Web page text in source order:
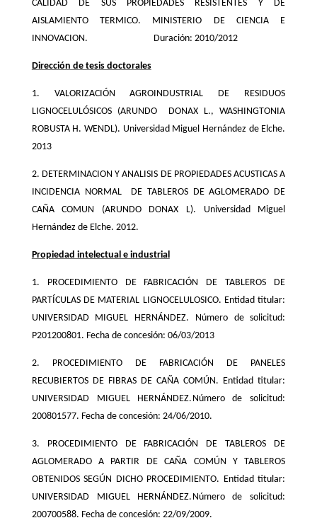
CALIDAD DE SUS PROPIEDADES RESISTENTES Y DE
AISLAMIENTO TERMICO. MINISTERIO DE CIENCIA E
INNOVACION. Duración: 2010/2012
Dirección de tesis doctorales
1. VALORIZACIÓN AGROINDUSTRIAL DE RESIDUOS
LIGNOCELULÓSICOS (ARUNDO DONAX L., WASHINGTONIA
ROBUSTA H. WENDL). Universidad Miguel Hernández de Elche.
2013
2. DETERMINACION Y ANALISIS DE PROPIEDADES ACUSTICAS A
INCIDENCIA NORMAL DE TABLEROS DE AGLOMERADO DE
CAÑA COMUN (ARUNDO DONAX L). Universidad Miguel
Hernández de Elche. 2012.
Propiedad intelectual e industrial
1. PROCEDIMIENTO DE FABRICACIÓN DE TABLEROS DE
PARTÍCULAS DE MATERIAL LIGNOCELULOSICO. Entidad titular:
UNIVERSIDAD MIGUEL HERNÁNDEZ. Número de solicitud:
P201200801. Fecha de concesión: 06/03/2013
2. PROCEDIMIENTO DE FABRICACIÓN DE PANELES
RECUBIERTOS DE FIBRAS DE CAÑA COMÚN. Entidad titular:
UNIVERSIDAD MIGUEL HERNÁNDEZ. Número de solicitud:
200801577. Fecha de concesión: 24/06/2010.
3. PROCEDIMIENTO DE FABRICACIÓN DE TABLEROS DE
AGLOMERADO A PARTIR DE CAÑA COMÚN Y TABLEROS
OBTENIDOS SEGÚN DICHO PROCEDIMIENTO. Entidad titular:
UNIVERSIDAD MIGUEL HERNÁNDEZ. Número de solicitud:
200700588. Fecha de concesión: 22/09/2009.